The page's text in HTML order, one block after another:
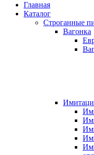
Главная
Каталог
Строганные
Вагонка